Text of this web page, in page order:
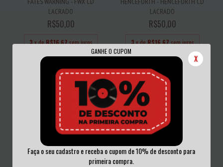
GANHE O CUPOM
X
Faça o seu cadastro e receba o cupom de 10% de desconto para
primeira compra.
LACRADO
R$50,00
3x deR$16,67sem juros
LACRADO
R$50,00
3x deR$16,67sem juros